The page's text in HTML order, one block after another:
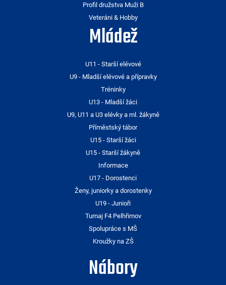
Profil družstva Muži B
Veteráni & Hobby
Mládež
U11 - Starší elévové
U9 - Mladší elévové a přípravky
Tréninky
U13 - Mladší žáci
U9, U11 a U3 elévky a ml. žákyně
Příměstský tábor
U15 - Starší žáci
U15 - Starší žákyně
Informace
U17 - Dorostenci
Ženy, juniorky a dorostenky
U19 - Junioři
Turnaj F4 Pelhřimov
Spolupráce s MŠ
Kroužky na ZŠ
Nábory